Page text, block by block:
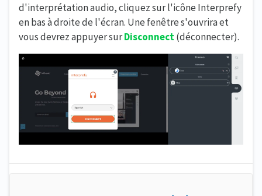
d'interprétation audio, cliquez sur l'icône Interprefy
en bas à droite de l'écran. Une fenêtre s'ouvrira et
vous devrez appuyer surDisconnect(déconnecter).